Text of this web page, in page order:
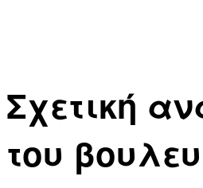
Σχετική
του